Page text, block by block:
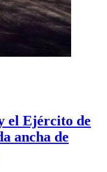
el Ejército de
ancha de